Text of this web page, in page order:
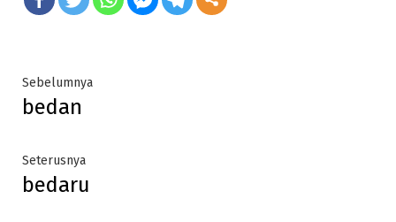
Post
navigation
SebelumnyaPrevious
bedan
SeterusnyaNext
post:
bedaru